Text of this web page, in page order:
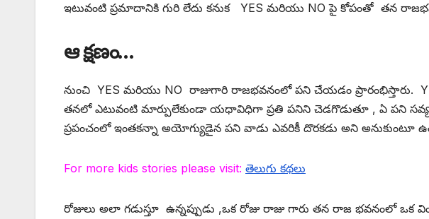
ఇటువంటి ప్రమాదానికి గురి లేదు కనుక YES మరియు NO పై కోపంతో తన
ఆ క్షణం…
నుంచి YES మరియు NO రాజుగారి రాజభవనంలో పని చేయడం ప్రారంభిస్తారు.
తనలో ఎటువంటి మార్పులేకుండా యధావిధిగా ప్రతి పనిని చెడగొడుతూ , ఏ పని
ప్రపంచంలో ఇంతకన్నా అయోగ్యుడైన పని వాడు ఎవరికీ దొరకడు అని అనుకుంటూ
For more kids stories please visit: తెలుగు కథలు
రోజులు అలా గడుస్తూ ఉన్నప్పుడు ,ఒక రోజు రాజు గారు తన రాజ భవనంలో